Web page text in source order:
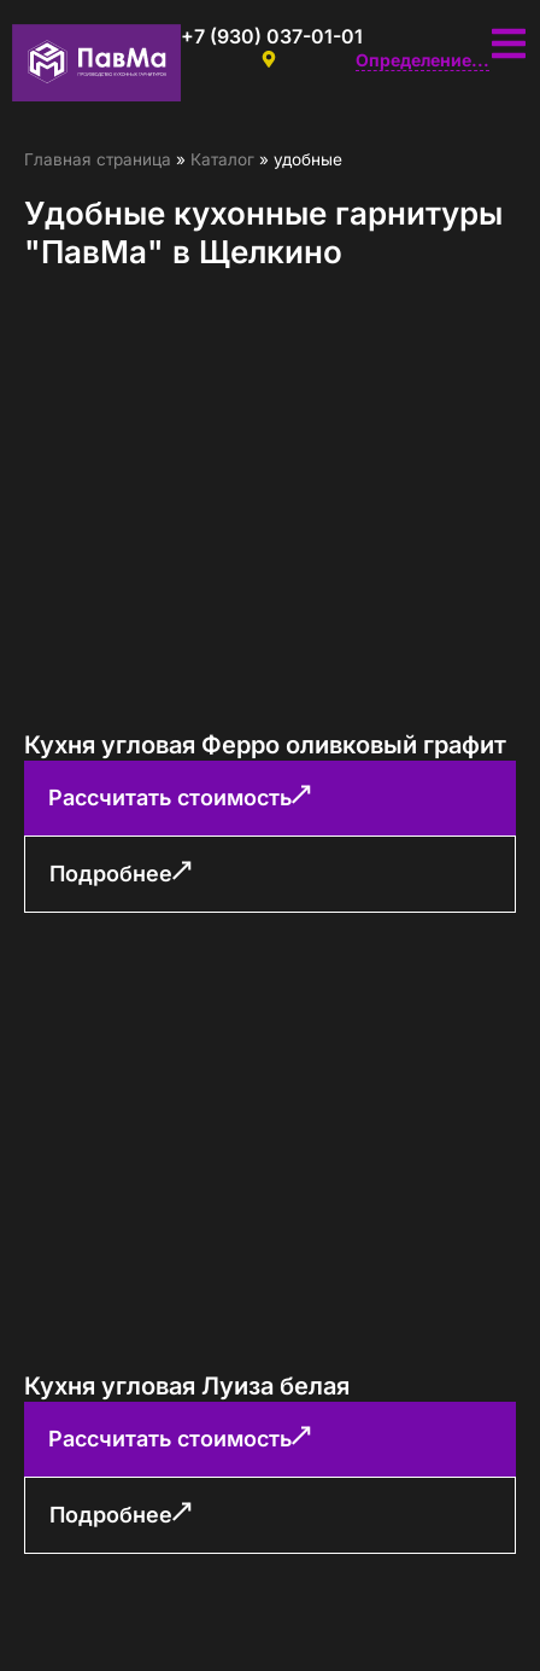
+7 (930) 037-01-01
Определение...
Главная страница » Каталог » удобные
Удобные кухонные гарнитуры
"ПавМа" в Щелкино
Кухня угловая Ферро оливковый графит
Рассчитать стоимость
Подробнее
Кухня угловая Луиза белая
Рассчитать стоимость
Подробнее